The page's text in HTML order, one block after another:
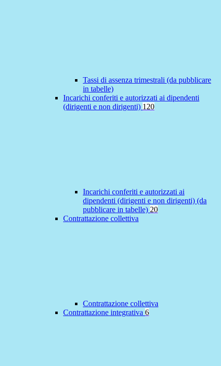
Tassi di assenza trimestrali (da pubblicare
in tabelle)
Incarichi conferiti e autorizzati ai dipendenti
(dirigenti e non dirigenti) 120
Incarichi conferiti e autorizzati ai
dipendenti (dirigenti e non dirigenti) (da
pubblicare in tabelle) 20
Contrattazione collettiva
Contrattazione collettiva
Contrattazione integrativa 6